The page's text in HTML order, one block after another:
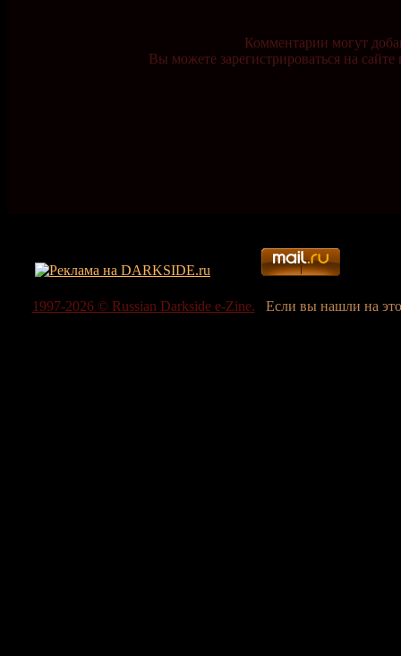
Комментарии могут
Вы можете зарегистрироваться на сайте
1997-2026 © Russian Darkside e-Zine. Если вы нашли на